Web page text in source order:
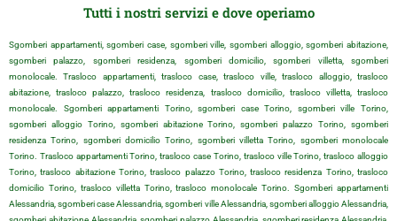
Tutti i nostri servizi e dove operiamo
Sgomberi appartamenti, sgomberi case, sgomberi ville, sgomberi alloggio, sgomberi abitazione,
sgomberi palazzo, sgomberi residenza, sgomberi domicilio, sgomberi villetta, sgomberi
monolocale. Trasloco appartamenti, trasloco case, trasloco ville, trasloco alloggio, trasloco
abitazione, trasloco palazzo, trasloco residenza, trasloco domicilio, trasloco villetta, trasloco
monolocale. Sgomberi appartamenti Torino, sgomberi case Torino, sgomberi ville Torino,
sgomberi alloggio Torino, sgomberi abitazione Torino, sgomberi palazzo Torino, sgomberi
residenza Torino, sgomberi domicilio Torino, sgomberi villetta Torino, sgomberi monolocale
Torino. Trasloco appartamenti Torino, trasloco case Torino, trasloco ville Torino, trasloco alloggio
Torino, trasloco abitazione Torino, trasloco palazzo Torino, trasloco residenza Torino, trasloco
domicilio Torino, trasloco villetta Torino, trasloco monolocale Torino. Sgomberi appartamenti
Alessandria, sgomberi case Alessandria, sgomberi ville Alessandria, sgomberi alloggio Alessandria,